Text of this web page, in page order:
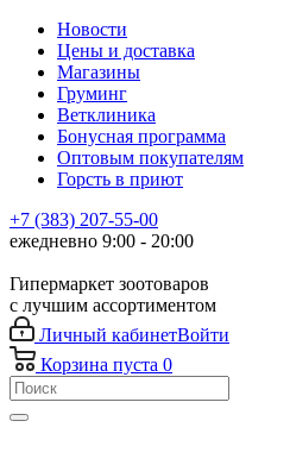
Новости
Цены и доставка
Магазины
Груминг
Ветклиника
Бонусная программа
Оптовым покупателям
Горсть в приют
+7 (383) 207-55-00
ежедневно 9:00 - 20:00
Гипермаркет зоотоваров
с лучшим ассортиментом
Личный кабинетВойти
Корзина пуста 0